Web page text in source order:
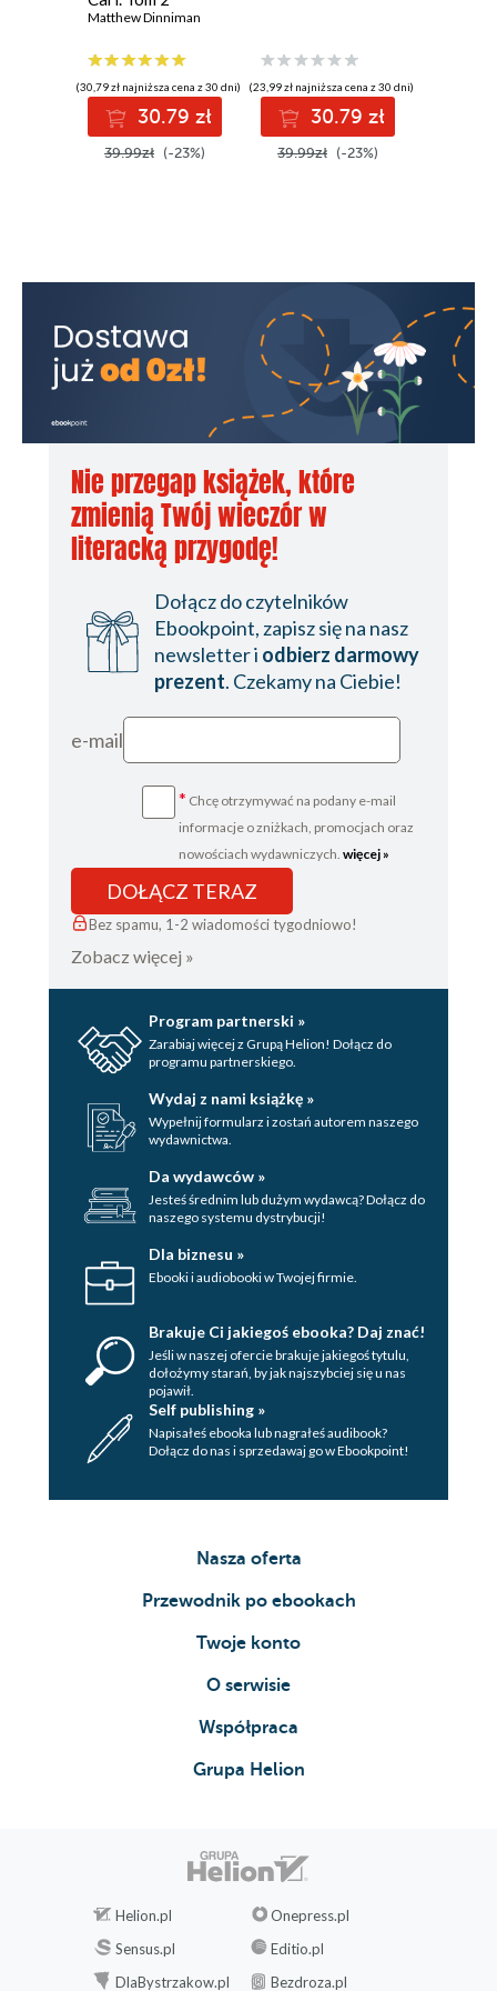
Epi­log
Podzię­ko­wa­nie autorki
przy­pisy koń­cowe
Matthew Dinniman
(30,79 zł najniższa cena z 30 dni)
30.79 zł
39.99zł (-23%)
(23,99 zł najniższa cena z 30 dni)
30.79 zł
39.99zł (-23%)
Nie przegap książek, które
zmienią Twój wieczór w
literacką przygodę!
Dołącz do czytelników
Ebookpoint, zapisz się na nasz
newsletter i odbierz darmowy
prezent. Czekamy na Ciebie!
e-mail
* Chcę otrzymywać na podany e-mail
informacje o zniżkach, promocjach oraz
nowościach wydawniczych. więcej »
DOŁĄCZ TERAZ
Bez spamu, 1-2 wiadomości tygodniowo!
Zobacz więcej »
Program partnerski »
Zarabiaj więcej z Grupą Helion! Dołącz do
programu partnerskiego.
Wydaj z nami książkę »
Wypełnij formularz i zostań autorem naszego
wydawnictwa.
Da wydawców »
Jesteś średnim lub dużym wydawcą? Dołącz do
naszego systemu dystrybucji!
Dla biznesu »
Ebooki i audiobooki w Twojej firmie.
Brakuje Ci jakiegoś ebooka? Daj znać!
Jeśli w naszej ofercie brakuje jakiegoś tytulu,
dołożymy starań, by jak najszybciej się u nas
pojawił.
Self publishing »
Napisałeś ebooka lub nagrałeś audibook?
Dołącz do nas i sprzedawaj go w Ebookpoint!
Nasza oferta
Przewodnik po ebookach
Twoje konto
O serwisie
Współpraca
Grupa Helion
Helion.pl
Onepress.pl
Sensus.pl
Editio.pl
DlaBystrzakow.pl
Bezdroza.pl